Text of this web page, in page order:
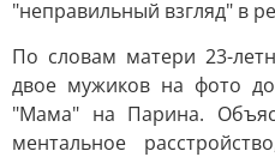
"неправильный взгляд" в
По словам матери 23-
двое мужиков на фото
"Мама" на Парина.
ментальное